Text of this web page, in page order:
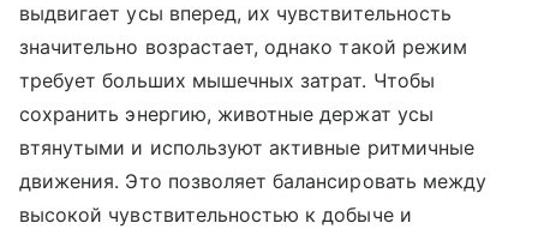
выдвигает усы вперед, их чувствительность
значительно возрастает, однако такой режим
требует больших мышечных затрат. Чтобы
сохранить энергию, животные держат усы
втянутыми и используют активные ритмичные
движения. Это позволяет балансировать между
высокой чувствительностью к добыче и